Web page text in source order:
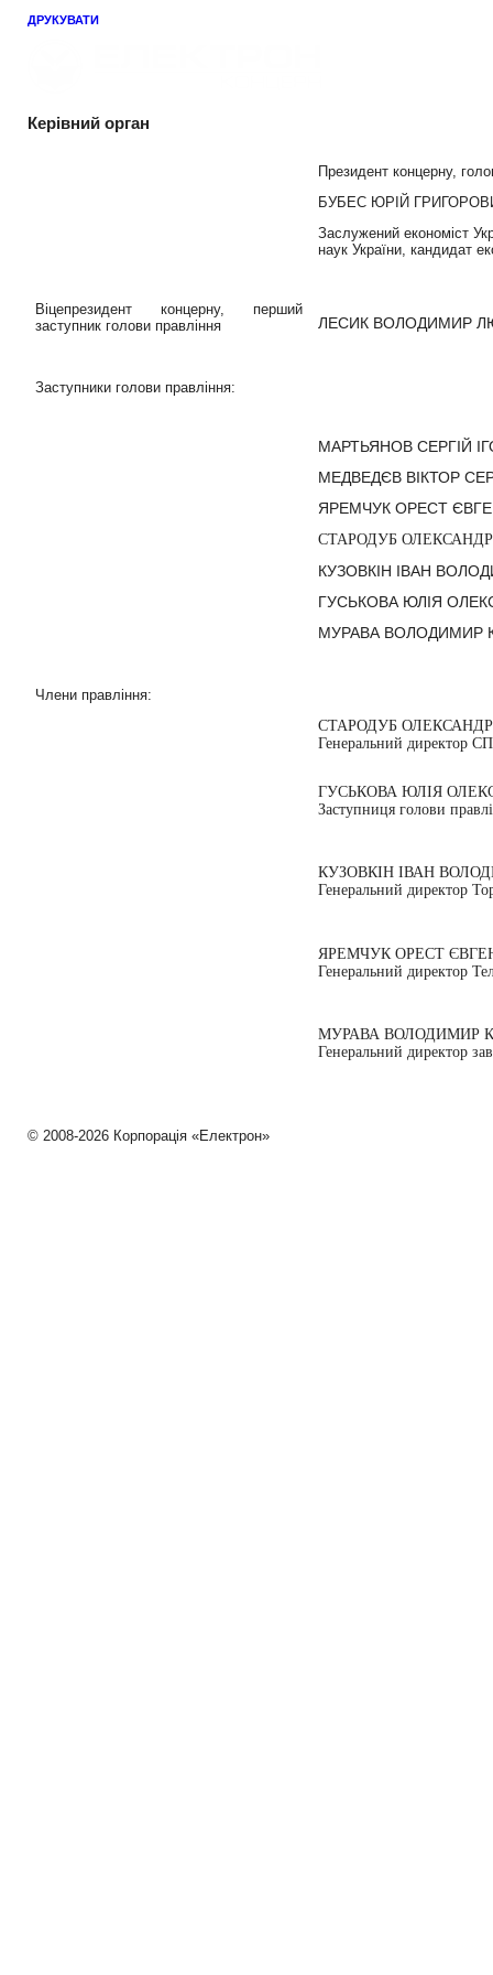
ДРУКУВАТИ
Керівний орган
Президент концерну,
БУБЕС ЮРІЙ
Заслужений економіст
наук України, кандидат
Віцепрезидент концерну, перший
заступник голови правління
ЛЕСИК ВОЛОДИМИР
Заступники голови правління:
МАРТЬЯНОВСЕРГІЙ
МЕДВЕДЄВ ВІКТОР
ЯРЕМЧУК ОРЕСТ
СТАРОДУБ
КУЗОВКІН ІВАН
ГУСЬКОВА ЮЛІЯ
МУРАВА ВОЛОДИМИР
Члени правління:
СТАРОДУБ
Генеральний директор
ГУСЬКОВА ЮЛІЯ
Заступниця голови
КУЗОВКІН ІВАН
Генеральний директор
ЯРЕМЧУК ОРЕСТ
Генеральний директор
МУРАВА ВОЛОДИМИР
Генеральний директор
© 2008-2026 Корпорація «Електрон»